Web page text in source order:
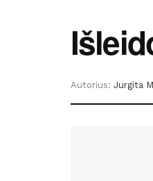
Autorius: Jurgita